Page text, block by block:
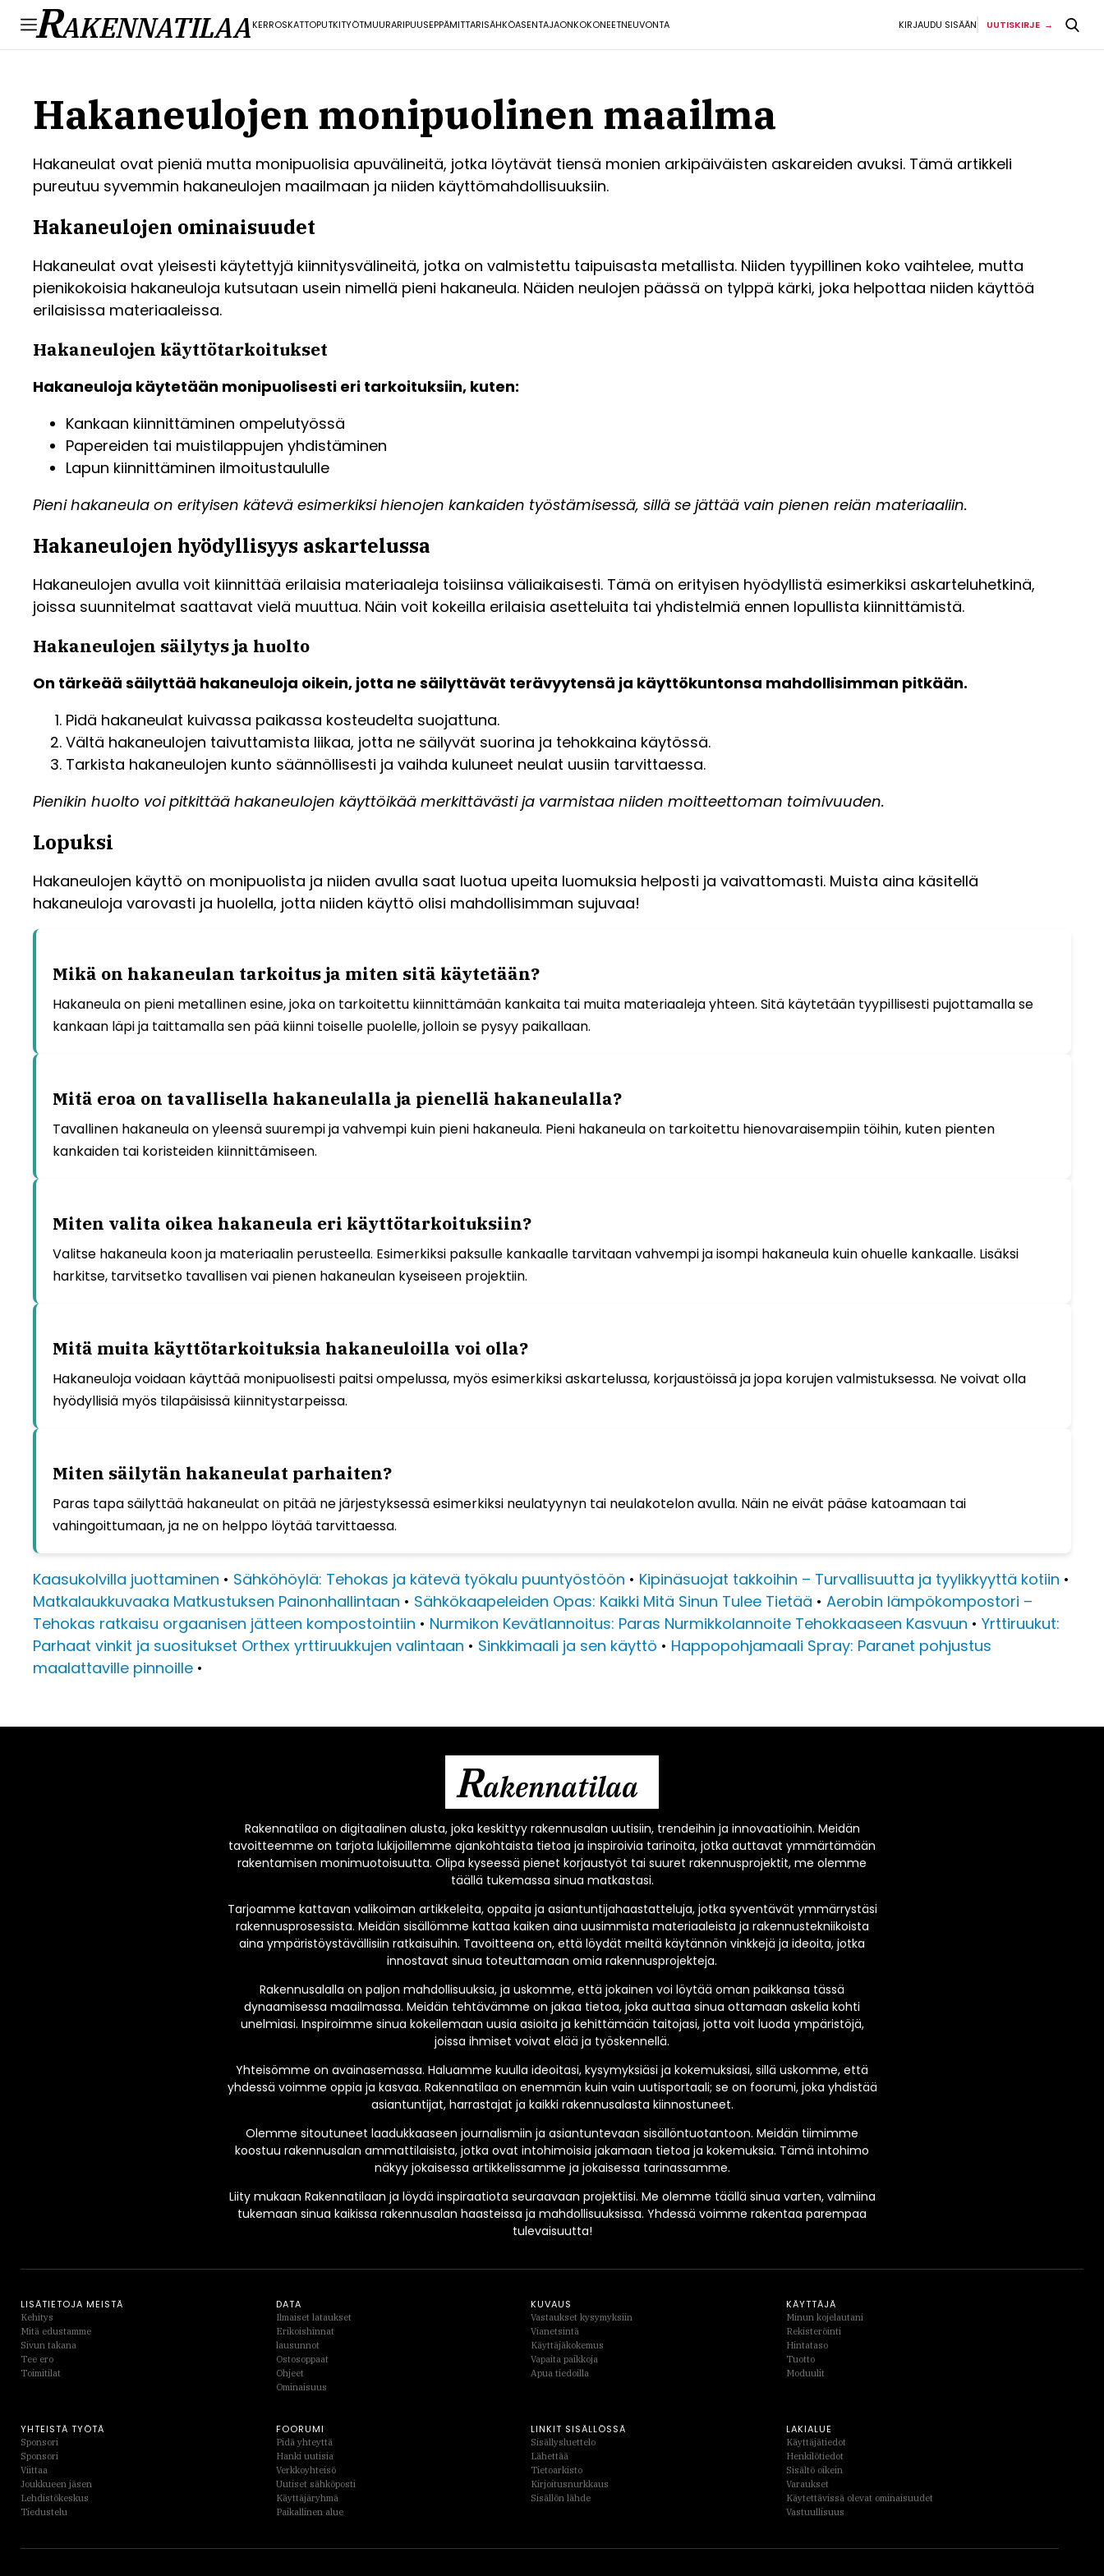
RAKENNATILAAKERROSKATTOPUTKITYÖTMUURARIPUUSEPPÄMITTARISÄHKÖASENTAJAONKOKONEETNEUVONTA KIRJAUDU SISÄÄN UUTISKIRJE
Hakaneulojen monipuolinen maailma
Hakaneulat ovat pieniä mutta monipuolisia apuvälineitä, jotka löytävät tiensä monien arkipäiväisten askareiden avuksi. Tämä artikkeli
pureutuu syvemmin hakaneulojen maailmaan ja niiden käyttömahdollisuuksiin.
Hakaneulojen ominaisuudet
Hakaneulat ovat yleisesti käytettyjä kiinnitysvälineitä, jotka on valmistettu taipuisasta metallista. Niiden tyypillinen koko vaihtelee, mutta
pienikokoisia hakaneuloja kutsutaan usein nimellä pieni hakaneula. Näiden neulojen päässä on tylppä kärki, joka helpottaa niiden käyttöä
erilaisissa materiaaleissa.
Hakaneulojen käyttötarkoitukset
Hakaneuloja käytetään monipuolisesti eri tarkoituksiin, kuten:
Kankaan kiinnittäminen ompelutyössä
Papereiden tai muistilappujen yhdistäminen
Lapun kiinnittäminen ilmoitustaululle
Pieni hakaneula on erityisen kätevä esimerkiksi hienojen kankaiden työstämisessä, sillä se jättää vain pienen reiän materiaaliin.
Hakaneulojen hyödyllisyys askartelussa
Hakaneulojen avulla voit kiinnittää erilaisia materiaaleja toisiinsa väliaikaisesti. Tämä on erityisen hyödyllistä esimerkiksi askarteluhetkinä,
joissa suunnitelmat saattavat vielä muuttua. Näin voit kokeilla erilaisia asetteluita tai yhdistelmiä ennen lopullista kiinnittämistä.
Hakaneulojen säilytys ja huolto
On tärkeää säilyttää hakaneuloja oikein, jotta ne säilyttävät terävyytensä ja käyttökuntonsa mahdollisimman pitkään.
Pidä hakaneulat kuivassa paikassa kosteudelta suojattuna.
Vältä hakaneulojen taivuttamista liikaa, jotta ne säilyvät suorina ja tehokkaina käytössä.
Tarkista hakaneulojen kunto säännöllisesti ja vaihda kuluneet neulat uusiin tarvittaessa.
Pienikin huolto voi pitkittää hakaneulojen käyttöikää merkittävästi ja varmistaa niiden moitteettoman toimivuuden.
Lopuksi
Hakaneulojen käyttö on monipuolista ja niiden avulla saat luotua upeita luomuksia helposti ja vaivattomasti. Muista aina käsitellä
hakaneuloja varovasti ja huolella, jotta niiden käyttö olisi mahdollisimman sujuvaa!
Mikä on hakaneulan tarkoitus ja miten sitä käytetään?
Hakaneula on pieni metallinen esine, joka on tarkoitettu kiinnittämään kankaita tai muita materiaaleja yhteen. Sitä käytetään tyypillisesti pujottamalla se
kankaan läpi ja taittamalla sen pää kiinni toiselle puolelle, jolloin se pysyy paikallaan.
Mitä eroa on tavallisella hakaneulalla ja pienellä hakaneulalla?
Tavallinen hakaneula on yleensä suurempi ja vahvempi kuin pieni hakaneula. Pieni hakaneula on tarkoitettu hienovaraisempiin töihin, kuten pienten
kankaiden tai koristeiden kiinnittämiseen.
Miten valita oikea hakaneula eri käyttötarkoituksiin?
Valitse hakaneula koon ja materiaalin perusteella. Esimerkiksi paksulle kankaalle tarvitaan vahvempi ja isompi hakaneula kuin ohuelle kankaalle. Lisäksi
harkitse, tarvitsetko tavallisen vai pienen hakaneulan kyseiseen projektiin.
Mitä muita käyttötarkoituksia hakaneuloilla voi olla?
Hakaneuloja voidaan käyttää monipuolisesti paitsi ompelussa, myös esimerkiksi askartelussa, korjaustöissä ja jopa korujen valmistuksessa. Ne voivat olla
hyödyllisiä myös tilapäisissä kiinnitystarpeissa.
Miten säilytän hakaneulat parhaiten?
Paras tapa säilyttää hakaneulat on pitää ne järjestyksessä esimerkiksi neulatyynyn tai neulakotelon avulla. Näin ne eivät pääse katoamaan tai
vahingoittumaan, ja ne on helppo löytää tarvittaessa.
Kaasukolvilla juottaminen • Sähköhöylä: Tehokas ja kätevä työkalu puuntyöstöön • Kipinäsuojat takkoihin – Turvallisuutta ja tyylikkyyttä kotiin •
Matkalaukkuvaaka Matkustuksen Painonhallintaan • Sähkökaapeleiden Opas: Kaikki Mitä Sinun Tulee Tietää • Aerobin lämpökompostori –
Tehokas ratkaisu orgaanisen jätteen kompostointiin • Nurmikon Kevätlannoitus: Paras Nurmikkolannoite Tehokkaaseen Kasvuun • Yrttiruukut:
Parhaat vinkit ja suositukset Orthex yrttiruukkujen valintaan • Sinkkimaali ja sen käyttö • Happopohjamaali Spray: Paranet pohjustus
maalattaville pinnoille •
Rakennatilaa
Rakennatilaa on digitaalinen alusta, joka keskittyy rakennusalan uutisiin, trendeihin ja innovaatioihin. Meidän
tavoitteemme on tarjota lukijoillemme ajankohtaista tietoa ja inspiroivia tarinoita, jotka auttavat ymmärtämään
rakentamisen monimuotoisuutta. Olipa kyseessä pienet korjaustyöt tai suuret rakennusprojektit, me olemme
täällä tukemassa sinua matkastasi.
Tarjoamme kattavan valikoiman artikkeleita, oppaita ja asiantuntijahaastatteluja, jotka syventävät ymmärrystäsi
rakennusprosessista. Meidän sisällömme kattaa kaiken aina uusimmista materiaaleista ja rakennustekniikoista
aina ympäristöystävällisiin ratkaisuihin. Tavoitteena on, että löydät meiltä käytännön vinkkejä ja ideoita, jotka
innostavat sinua toteuttamaan omia rakennusprojekteja.
Rakennusalalla on paljon mahdollisuuksia, ja uskomme, että jokainen voi löytää oman paikkansa tässä
dynaamisessa maailmassa. Meidän tehtävämme on jakaa tietoa, joka auttaa sinua ottamaan askelia kohti
unelmiasi. Inspiroimme sinua kokeilemaan uusia asioita ja kehittämään taitojasi, jotta voit luoda ympäristöjä,
joissa ihmiset voivat elää ja työskennellä.
Yhteisömme on avainasemassa. Haluamme kuulla ideoitasi, kysymyksiäsi ja kokemuksiasi, sillä uskomme, että
yhdessä voimme oppia ja kasvaa. Rakennatilaa on enemmän kuin vain uutisportaali; se on foorumi, joka yhdistää
asiantuntijat, harrastajat ja kaikki rakennusalasta kiinnostuneet.
Olemme sitoutuneet laadukkaaseen journalismiin ja asiantuntevaan sisällöntuotantoon. Meidän tiimimme
koostuu rakennusalan ammattilaisista, jotka ovat intohimoisia jakamaan tietoa ja kokemuksia. Tämä intohimo
näkyy jokaisessa artikkelissamme ja jokaisessa tarinassamme.
Liity mukaan Rakennatilaan ja löydä inspiraatiota seuraavaan projektiisi. Me olemme täällä sinua varten, valmiina
tukemaan sinua kaikissa rakennusalan haasteissa ja mahdollisuuksissa. Yhdessä voimme rakentaa parempaa
tulevaisuutta!
LISÄTIETOJA MEISTÄ
Kehitys
Mitä edustamme
Sivun takana
Tee ero
Toimitilat
DATA
Ilmaiset lataukset
Erikoishinnat
lausunnot
Ostosoppaat
Ohjeet
Ominaisuus
KUVAUS
Vastaukset kysymyksiin
Vianetsintä
Käyttäjäkokemus
Vapaita paikkoja
Apua tiedoilla
KÄYTTÄJÄ
Minun kojelautani
Rekisteröinti
Hintataso
Tuotto
Moduulit
YHTEISTÄ TYÖTÄ
Sponsori
Sponsori
Viittaa
Joukkueen jäsen
Lehdistökeskus
Tiedustelu
FOORUMI
Pidä yhteyttä
Hanki uutisia
Verkkoyhteisö
Uutiset sähköposti
Käyttäjäryhmä
Paikallinen alue
LINKIT SISÄLLÖSSÄ
Sisällysluettelo
Lähettää
Tietoarkisto
Kirjoitusnurkkaus
Sisällön lähde
LAKIALUE
Käyttäjätiedot
Henkilötiedot
Sisältö oikein
Varaukset
Käytettävissä olevat ominaisuudet
Vastuullisuus